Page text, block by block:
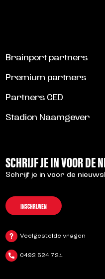
Brainport partners
Premium partners
Partners CED
Stadion Naamgever
SCHRIJF JE IN VOOR DE
Schrijf je in voor de
INSCHRIJVEN
Veelgestelde vragen
0492 524 721